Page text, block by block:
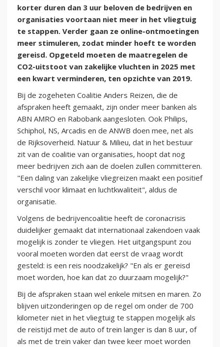
korter duren dan 3 uur beloven de bedrijven en
organisaties voortaan niet meer in het vliegtuig
te stappen. Verder gaan ze online-ontmoetingen
meer stimuleren, zodat minder hoeft te worden
gereisd. Opgeteld moeten de maatregelen de
CO2-uitstoot van zakelijke vluchten in 2025 met
een kwart verminderen, ten opzichte van 2019.
Bij de zogeheten Coalitie Anders Reizen, die de
afspraken heeft gemaakt, zijn onder meer banken als
ABN AMRO en Rabobank aangesloten. Ook Philips,
Schiphol, NS, Arcadis en de ANWB doen mee, net als
de Rijksoverheid. Natuur & Milieu, dat in het bestuur
zit van de coalitie van organisaties, hoopt dat nog
meer bedrijven zich aan de doelen zullen committeren.
"Een daling van zakelijke vliegreizen maakt een positief
verschil voor klimaat en luchtkwaliteit", aldus de
organisatie.
Volgens de bedrijvencoalitie heeft de coronacrisis
duidelijker gemaakt dat internationaal zakendoen vaak
mogelijk is zonder te vliegen. Het uitgangspunt zou
vooral moeten worden dat eerst de vraag wordt
gesteld: is een reis noodzakelijk? "En als er gereisd
moet worden, hoe kan dat zo duurzaam mogelijk?"
Bij de afspraken staan wel enkele mitsen en maren. Zo
blijven uitzonderingen op de regel om onder de 700
kilometer niet in het vliegtuig te stappen mogelijk als
de reistijd met de auto of trein langer is dan 8 uur, of
als met de trein vaker dan twee keer moet worden